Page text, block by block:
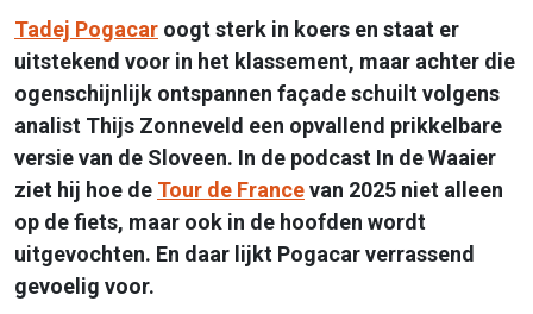
Tadej Pogacar oogt sterk in koers en staat er
uitstekend voor in het klassement, maar achter die
ogenschijnlijk ontspannen façade schuilt volgens
analist Thijs Zonneveld een opvallend prikkelbare
versie van de Sloveen. In de podcast In de Waaier
ziet hij hoe de Tour de Francevan 2025 niet alleen
op de fiets, maar ook in de hoofden wordt
uitgevochten. En daar lijkt Pogacar verrassend
gevoelig voor.